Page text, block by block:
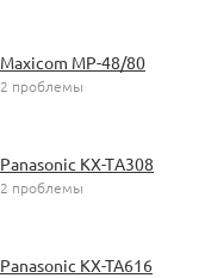
Maxicom MP-48/80
2 проблемы
Panasonic KX-TА308
2 проблемы
Panasonic KX-TA616